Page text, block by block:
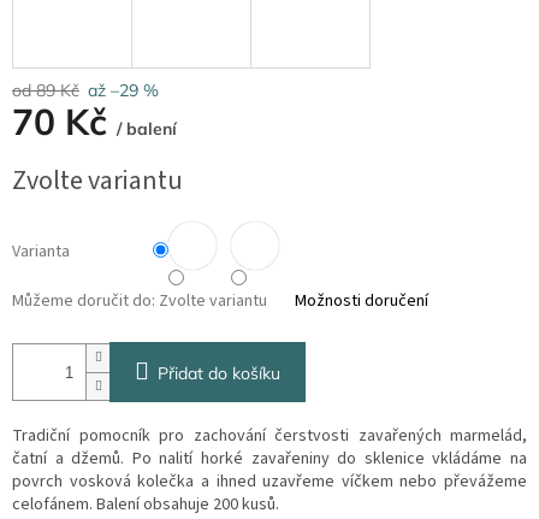
od 89 Kč až –29 %
70 Kč / balení
cena:
Zvolte variantu
Varianta
Můžeme doručit do: Zvolte variantu Možnosti doručení
Přidat do košíku
Tradiční pomocník pro zachování čerstvosti zavařených marmelád,
čatní a džemů. Po nalití horké zavařeniny do sklenice vkládáme na
povrch vosková kolečka a ihned uzavřeme víčkem nebo převážeme
celofánem. Balení obsahuje 200 kusů.